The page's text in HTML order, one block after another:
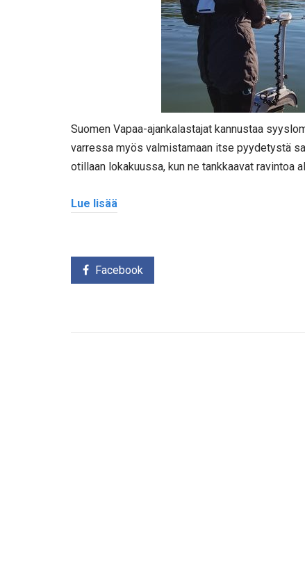
Suomen Vapaa-ajankalastajat kannustaa
varressa myös valmistamaan itse pyydetystä
otillaan lokakuussa, kun ne tankkaavat ravintoa
Lue lisää
Facebook